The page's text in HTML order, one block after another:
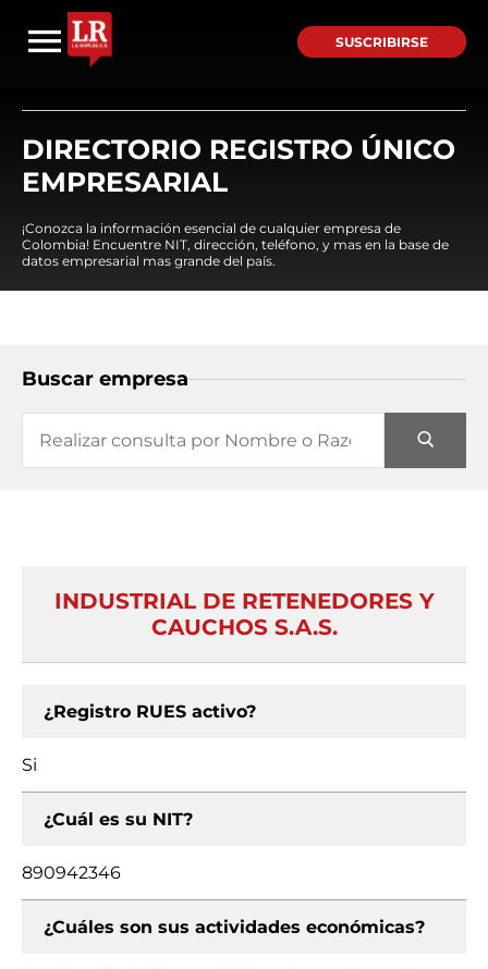
SUSCRIBIRSE
DIRECTORIO REGISTRO ÚNICO
EMPRESARIAL
¡Conozca la información esencial de cualquier empresa de
Colombia! Encuentre NIT, dirección, teléfono, y mas en la base de
datos empresarial mas grande del país.
Buscar empresa
INDUSTRIAL DE RETENEDORES Y
CAUCHOS S.A.S.
¿Registro RUES activo?
Si
¿Cuál es su NIT?
890942346
¿Cuáles son sus actividades económicas?